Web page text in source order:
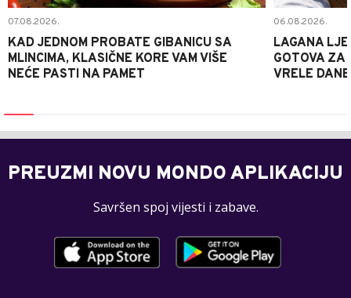
07.08.2026.
KAD JEDNOM PROBATE GIBANICU SA
MLINCIMA, KLASIČNE KORE VAM VIŠE
NEĆE PASTI NA PAMET
06.08.2026.
LAGANA
GOTOVA ZA
VRELE DANE
PREUZMI NOVU MONDO APLIKACIJU
Savršen spoj vijesti i zabave.